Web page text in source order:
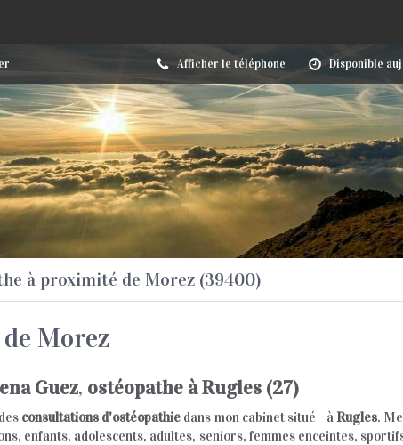
Disponible
Afficher le téléphone
à proximité de Morez (39400)
Morez
Guez, ostéopathe à Rugles (27)
consultations d'ostéopathie dans mon cabinet situé - à Rugles.
enfants, adolescents, adultes, seniors, femmes enceintes,